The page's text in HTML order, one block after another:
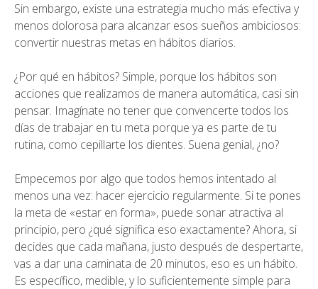
Sin embargo, existe una estrategia mucho más efectiva y
menos dolorosa para alcanzar esos sueños ambiciosos:
convertir nuestras metas en hábitos diarios.
¿Por qué en hábitos? Simple, porque los hábitos son
acciones que realizamos de manera automática, casi sin
pensar. Imagínate no tener que convencerte todos los
días de trabajar en tu meta porque ya es parte de tu
rutina, como cepillarte los dientes. Suena genial, ¿no?
Empecemos por algo que todos hemos intentado al
menos una vez: hacer ejercicio regularmente. Si te pones
la meta de «estar en forma», puede sonar atractiva al
principio, pero ¿qué significa eso exactamente? Ahora, si
decides que cada mañana, justo después de despertarte,
vas a dar una caminata de 20 minutos, eso es un hábito.
Es específico, medible, y lo suficientemente simple para